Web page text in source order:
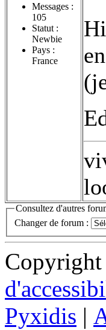
Messages :
105
Statut :
Newbie
Pays :
France
Consultez d'autres
Changer de forum :
Pyxidis |